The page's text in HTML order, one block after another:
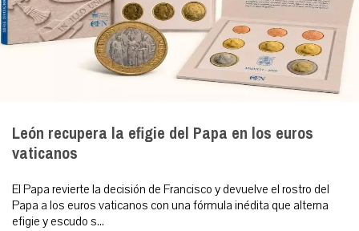
León recupera la efigie del Papa en los euros
vaticanos
El Papa revierte la decisión de Francisco y devuelve el rostro del
Papa a los euros vaticanos con una fórmula inédita que alterna
efigie y escudo s...